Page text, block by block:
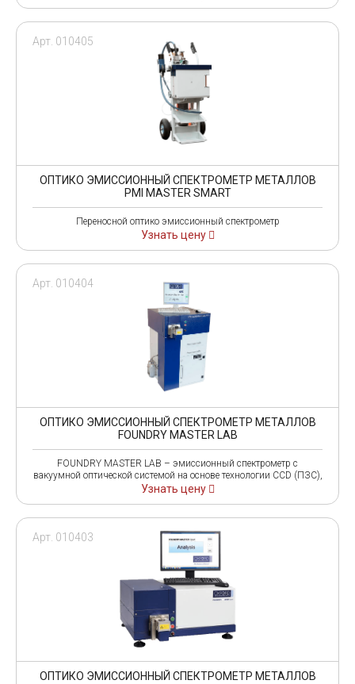
Арт. 010405
ОПТИКО ЭМИССИОННЫЙ СПЕКТРОМЕТР МЕТАЛЛОВ
PMI MASTER SMART
Переносной оптико эмиссионный спектрометр
Узнать цену
Арт. 010404
ОПТИКО ЭМИССИОННЫЙ СПЕКТРОМЕТР МЕТАЛЛОВ
FOUNDRY MASTER LAB
FOUNDRY MASTER LAB – эмиссионный спектрометр с
вакуумной оптической системой на основе технологии CCD (ПЗС),
Узнать цену
Арт. 010403
ОПТИКО ЭМИССИОННЫЙ СПЕКТРОМЕТР МЕТАЛЛОВ